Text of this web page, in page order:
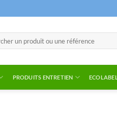
PRODUITS ENTRETIEN ECOLABEL